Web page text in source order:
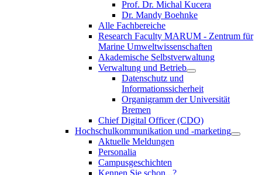
Prof. Dr. Michal Kucera
Dr. Mandy Boehnke
Alle Fachbereiche
Research Faculty MARUM - Zentrum für
Marine Umweltwissenschaften
Akademische Selbstverwaltung
Verwaltung und Betrieb
Datenschutz und
Informationssicherheit
Organigramm der Universität
Bremen
Chief Digital Officer (CDO)
Hochschulkommunikation und -marketing
Aktuelle Meldungen
Personalia
Campusgeschichten
Kennen Sie schon...?